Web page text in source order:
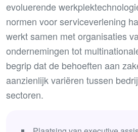
evoluerende
normen voor serviceverlening
werkt samen met organisaties
ondernemingen tot
begrip dat de behoeften aan
aanzienlijk variëren tussen
sectoren.